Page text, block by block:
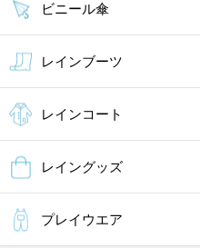
ビニール傘
レインブーツ
レインコート
レイングッズ
プレイウエア